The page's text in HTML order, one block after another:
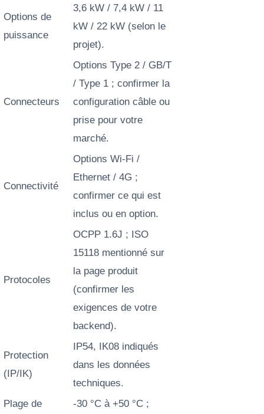
Options de
puissance
3,6 kW / 7,4 kW / 11
kW / 22 kW (selon le
projet).
Connecteurs
Options Type 2 / GB/T
/ Type 1 ; confirmer la
configuration câble ou
prise pour votre
marché.
Connectivité
Options Wi-Fi /
Ethernet / 4G ;
confirmer ce qui est
inclus ou en option.
Protocoles
OCPP 1.6J ; ISO
15118 mentionné sur
la page produit
(confirmer les
exigences de votre
backend).
Protection
(IP/IK)
IP54, IK08 indiqués
dans les données
techniques.
Plage de
-30 °C à +50 °C ;